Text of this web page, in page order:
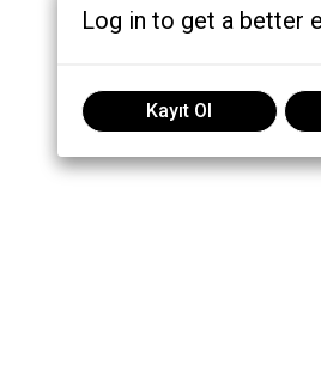
Log in to get a better
Kayıt Ol